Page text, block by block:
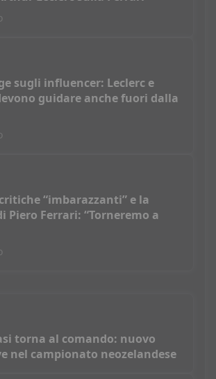
sugli influencer: Leclerc e
guidare anche fuori dalla
“imbarazzanti” e la
Piero Ferrari: “Torneremo a
torna al comando: nuovo
nel campionato neozelandese